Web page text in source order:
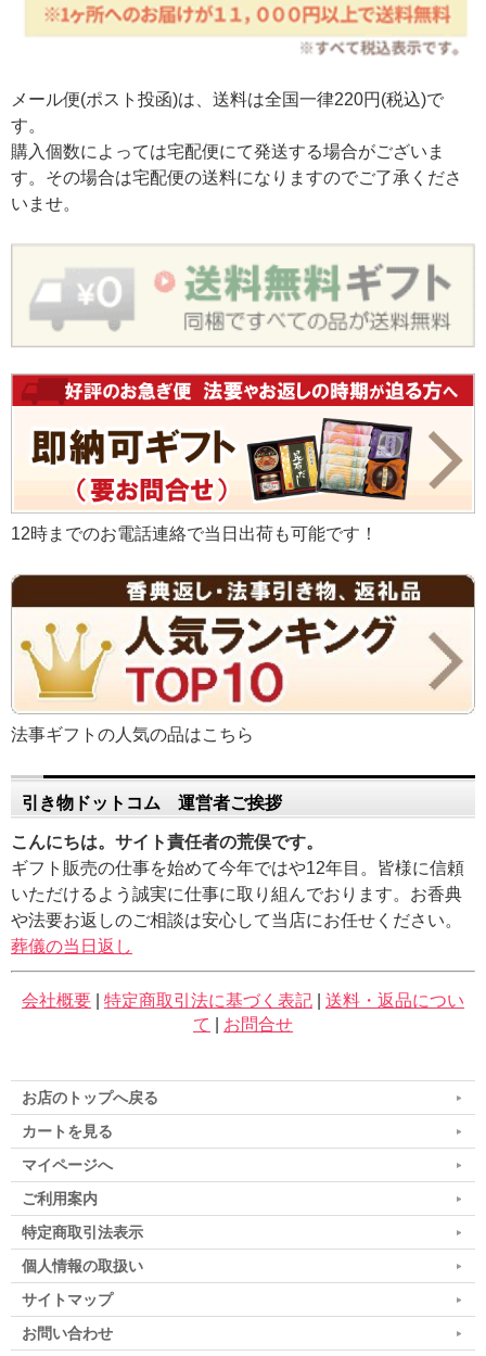
メール便(ポスト投函)は、送料は全国一律220円(税込)で
す。
購入個数によっては宅配便にて発送する場合がございま
す。その場合は宅配便の送料になりますのでご了承くださ
いませ。
12時までのお電話連絡で当日出荷も可能です！
法事ギフトの人気の品はこちら
引き物ドットコム 運営者ご挨拶
こんにちは。サイト責任者の荒俣です。
ギフト販売の仕事を始めて今年ではや12年目。皆様に信頼
いただけるよう誠実に仕事に取り組んでおります。お香典
や法要お返しのご相談は安心して当店にお任せください。
葬儀の当日返し
会社概要 特定商取引法に基づく表記
送料・返品につい
て
お問合せ
お店のトップへ戻る
カートを見る
マイページへ
ご利用案内
特定商取引法表示
個人情報の取扱い
サイトマップ
お問い合わせ